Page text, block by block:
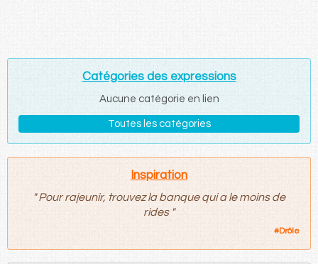
Catégories des expressions
Aucune catégorie en lien
Toutes les catégories
Inspiration
" Pour rajeunir, trouvez la banque qui a le moins de
rides "
#Drôle